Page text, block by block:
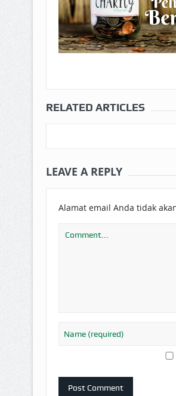
RELATED ARTICLES
LEAVE A REPLY
Alamat email Anda tidak